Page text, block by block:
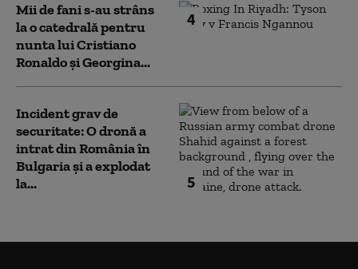
4
Mii de fani s-au strâns
la o catedrală pentru
nunta lui Cristiano
Ronaldo şi Georgina...
5
Incident grav de
securitate: O dronă a
intrat din România în
Bulgaria şi a explodat
la...